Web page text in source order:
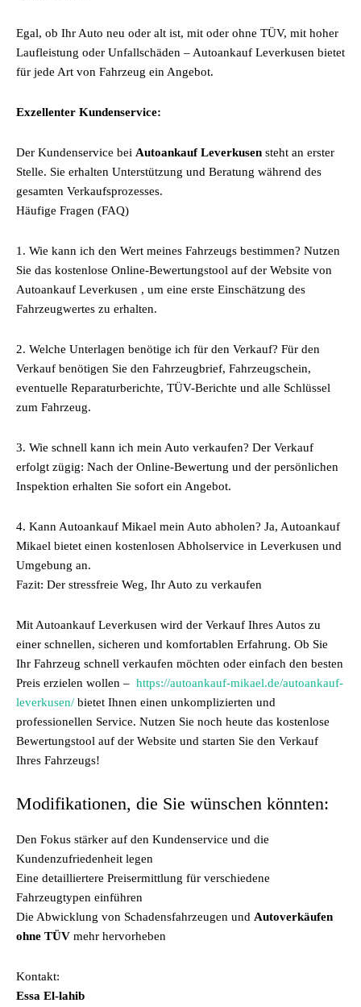
Egal, ob Ihr Auto neu oder alt ist, mit oder ohne TÜV, mit hoher
Laufleistung oder Unfallschäden – Autoankauf Leverkusen bietet
für jede Art von Fahrzeug ein Angebot.
Exzellenter Kundenservice:
Der Kundenservice bei Autoankauf Leverkusen steht an erster
Stelle. Sie erhalten Unterstützung und Beratung während des
gesamten Verkaufsprozesses.
Häufige Fragen (FAQ)
1. Wie kann ich den Wert meines Fahrzeugs bestimmen? Nutzen
Sie das kostenlose Online-Bewertungstool auf der Website von
Autoankauf Leverkusen , um eine erste Einschätzung des
Fahrzeugwertes zu erhalten.
2. Welche Unterlagen benötige ich für den Verkauf? Für den
Verkauf benötigen Sie den Fahrzeugbrief, Fahrzeugschein,
eventuelle Reparaturberichte, TÜV-Berichte und alle Schlüssel
zum Fahrzeug.
3. Wie schnell kann ich mein Auto verkaufen? Der Verkauf
erfolgt zügig: Nach der Online-Bewertung und der persönlichen
Inspektion erhalten Sie sofort ein Angebot.
4. Kann Autoankauf Mikael mein Auto abholen? Ja, Autoankauf
Mikael bietet einen kostenlosen Abholservice in Leverkusen und
Umgebung an.
Fazit: Der stressfreie Weg, Ihr Auto zu verkaufen
Mit Autoankauf Leverkusen wird der Verkauf Ihres Autos zu
einer schnellen, sicheren und komfortablen Erfahrung. Ob Sie
Ihr Fahrzeug schnell verkaufen möchten oder einfach den besten
Preis erzielen wollen – https://autoankauf-mikael.de/autoankauf-
leverkusen/ bietet Ihnen einen unkomplizierten und
professionellen Service. Nutzen Sie noch heute das kostenlose
Bewertungstool auf der Website und starten Sie den Verkauf
Ihres Fahrzeugs!
Modifikationen, die Sie wünschen könnten:
Den Fokus stärker auf den Kundenservice und die
Kundenzufriedenheit legen
Eine detailliertere Preisermittlung für verschiedene
Fahrzeugtypen einführen
Die Abwicklung von Schadensfahrzeugen und Autoverkäufen
ohne TÜV mehr hervorheben
Kontakt:
Essa El-lahib